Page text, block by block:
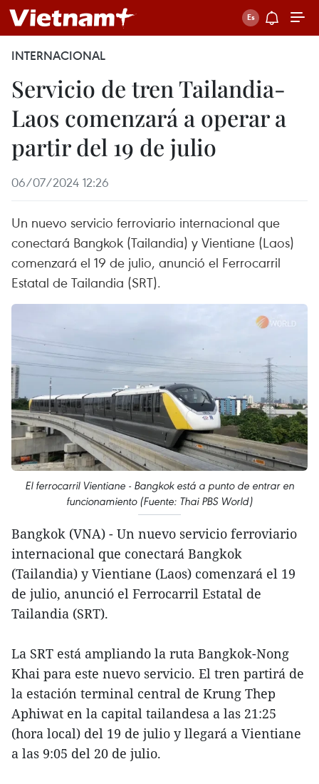
INTERNACIONAL
Servicio de tren Tailandia-
Laos comenzará a operar a
partir del 19 de julio
06/07/2024 12:26
Un nuevo servicio ferroviario internacional que
conectará Bangkok (Tailandia) y Vientiane (Laos)
comenzará el 19 de julio, anunció el Ferrocarril
Estatal de Tailandia (SRT).
El ferrocarril Vientiane - Bangkok está a punto de entrar en
funcionamiento (Fuente: Thai PBS World)
Bangkok (VNA) - Un nuevo servicio ferroviario
internacional que conectará Bangkok
(Tailandia) y Vientiane (Laos) comenzará el 19
de julio, anunció el Ferrocarril Estatal de
Tailandia (SRT).
La SRT está ampliando la ruta Bangkok-Nong
Khai para este nuevo servicio. El tren partirá de
la estación terminal central de Krung Thep
Aphiwat en la capital tailandesa a las 21:25
(hora local) del 19 de julio y llegará a Vientiane
a las 9:05 del 20 de julio.